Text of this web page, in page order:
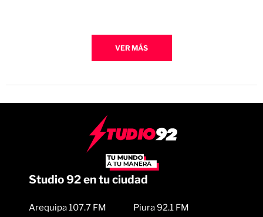
VER MÁS
Studio 92 en tu ciudad
Arequipa 107.7 FM Piura 92.1 FM